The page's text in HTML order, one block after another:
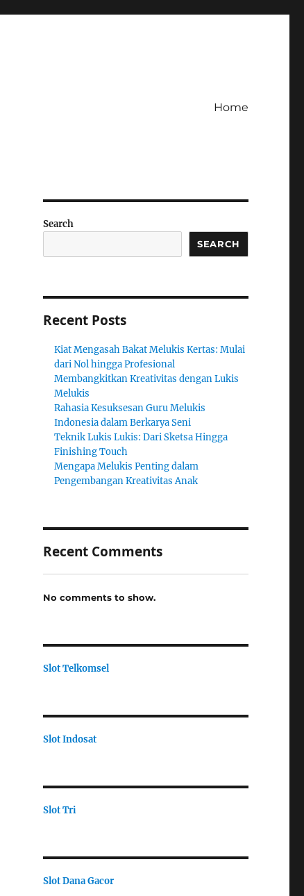
Home
Search
SEARCH
Recent Posts
Kiat Mengasah Bakat Melukis Kertas: Mulai
dari Nol hingga Profesional
Membangkitkan Kreativitas dengan Lukis
Melukis
Rahasia Kesuksesan Guru Melukis
Indonesia dalam Berkarya Seni
Teknik Lukis Lukis: Dari Sketsa Hingga
Finishing Touch
Mengapa Melukis Penting dalam
Pengembangan Kreativitas Anak
Recent Comments
No comments to show.
Slot Telkomsel
Slot Indosat
Slot Tri
Slot Dana Gacor